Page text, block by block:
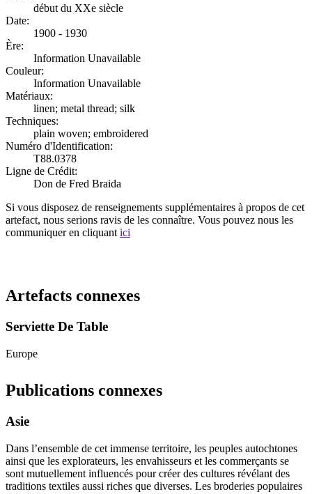
début du XXe siècle
Date:
1900 - 1930
Ère:
Information Unavailable
Couleur:
Information Unavailable
Matériaux:
linen; metal thread; silk
Techniques:
plain woven; embroidered
Numéro d'Identification:
T88.0378
Ligne de Crédit:
Don de Fred Braida
Si vous disposez de renseignements supplémentaires à propos de cet
artefact, nous serions ravis de les connaître. Vous pouvez nous les
communiquer en cliquant ici
Artefacts connexes
Serviette De Table
Europe
Publications connexes
Asie
Dans l’ensemble de cet immense territoire, les peuples autochtones
ainsi que les explorateurs, les envahisseurs et les commerçants se
sont mutuellement influencés pour créer des cultures révélant des
traditions textiles aussi riches que diverses. Les broderies populaires